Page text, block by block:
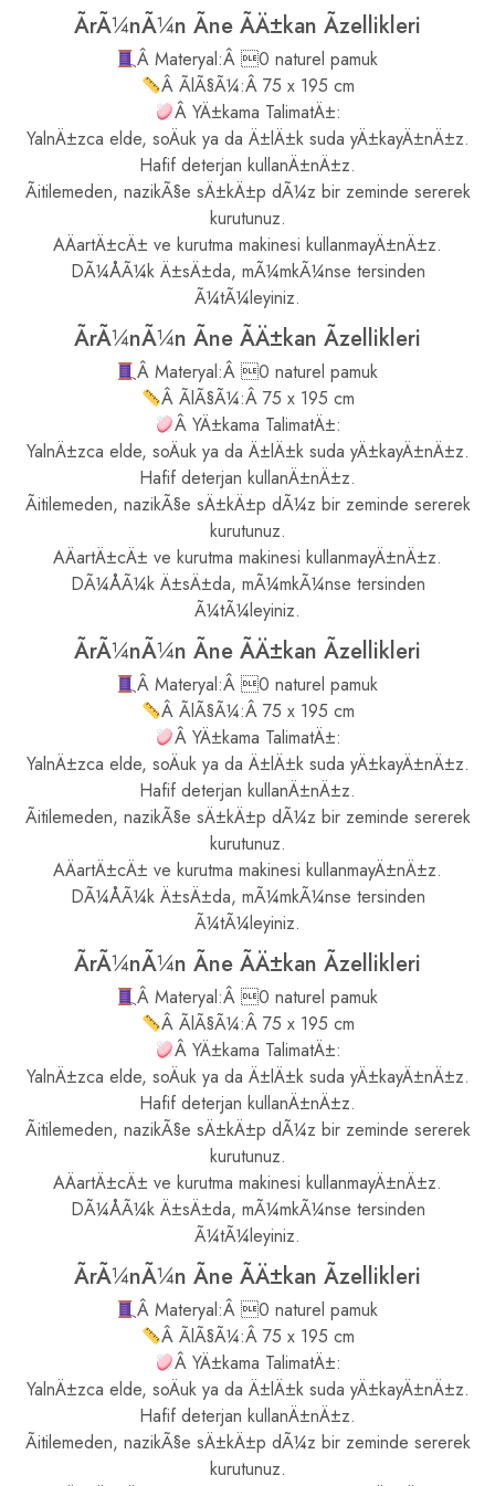
ÃrÃ¼nÃ¼n Ãne ÃÄ±kan Ãzellikleri
Â Materyal:Â 0 naturel pamuk
Â ÃlÃ§Ã¼:Â 75 x 195 cm
Â YÄ±kama TalimatÄ±:
YalnÄ±zca elde, soÄuk ya da Ä±lÄ±k suda yÄ±kayÄ±nÄ±z.
Hafif deterjan kullanÄ±nÄ±z.
Ãitilemeden, nazikÃ§e sÄ±kÄ±p dÃ¼z bir zeminde sererek
kurutunuz.
AÄartÄ±cÄ± ve kurutma makinesi kullanmayÄ±nÄ±z.
DÃ¼ÅÃ¼k Ä±sÄ±da, mÃ¼mkÃ¼nse tersinden
Ã¼tÃ¼leyiniz.
ÃrÃ¼nÃ¼n Ãne ÃÄ±kan Ãzellikleri
Â Materyal:Â 0 naturel pamuk
Â ÃlÃ§Ã¼:Â 75 x 195 cm
Â YÄ±kama TalimatÄ±:
YalnÄ±zca elde, soÄuk ya da Ä±lÄ±k suda yÄ±kayÄ±nÄ±z.
Hafif deterjan kullanÄ±nÄ±z.
Ãitilemeden, nazikÃ§e sÄ±kÄ±p dÃ¼z bir zeminde sererek
kurutunuz.
AÄartÄ±cÄ± ve kurutma makinesi kullanmayÄ±nÄ±z.
DÃ¼ÅÃ¼k Ä±sÄ±da, mÃ¼mkÃ¼nse tersinden
Ã¼tÃ¼leyiniz.
ÃrÃ¼nÃ¼n Ãne ÃÄ±kan Ãzellikleri
Â Materyal:Â 0 naturel pamuk
Â ÃlÃ§Ã¼:Â 75 x 195 cm
Â YÄ±kama TalimatÄ±:
YalnÄ±zca elde, soÄuk ya da Ä±lÄ±k suda yÄ±kayÄ±nÄ±z.
Hafif deterjan kullanÄ±nÄ±z.
Ãitilemeden, nazikÃ§e sÄ±kÄ±p dÃ¼z bir zeminde sererek
kurutunuz.
AÄartÄ±cÄ± ve kurutma makinesi kullanmayÄ±nÄ±z.
DÃ¼ÅÃ¼k Ä±sÄ±da, mÃ¼mkÃ¼nse tersinden
Ã¼tÃ¼leyiniz.
ÃrÃ¼nÃ¼n Ãne ÃÄ±kan Ãzellikleri
Â Materyal:Â 0 naturel pamuk
Â ÃlÃ§Ã¼:Â 75 x 195 cm
Â YÄ±kama TalimatÄ±:
YalnÄ±zca elde, soÄuk ya da Ä±lÄ±k suda yÄ±kayÄ±nÄ±z.
Hafif deterjan kullanÄ±nÄ±z.
Ãitilemeden, nazikÃ§e sÄ±kÄ±p dÃ¼z bir zeminde sererek
kurutunuz.
AÄartÄ±cÄ± ve kurutma makinesi kullanmayÄ±nÄ±z.
DÃ¼ÅÃ¼k Ä±sÄ±da, mÃ¼mkÃ¼nse tersinden
Ã¼tÃ¼leyiniz.
ÃrÃ¼nÃ¼n Ãne ÃÄ±kan Ãzellikleri
Â Materyal:Â 0 naturel pamuk
Â ÃlÃ§Ã¼:Â 75 x 195 cm
Â YÄ±kama TalimatÄ±:
YalnÄ±zca elde, soÄuk ya da Ä±lÄ±k suda yÄ±kayÄ±nÄ±z.
Hafif deterjan kullanÄ±nÄ±z.
Ãitilemeden, nazikÃ§e sÄ±kÄ±p dÃ¼z bir zeminde sererek
kurutunuz.